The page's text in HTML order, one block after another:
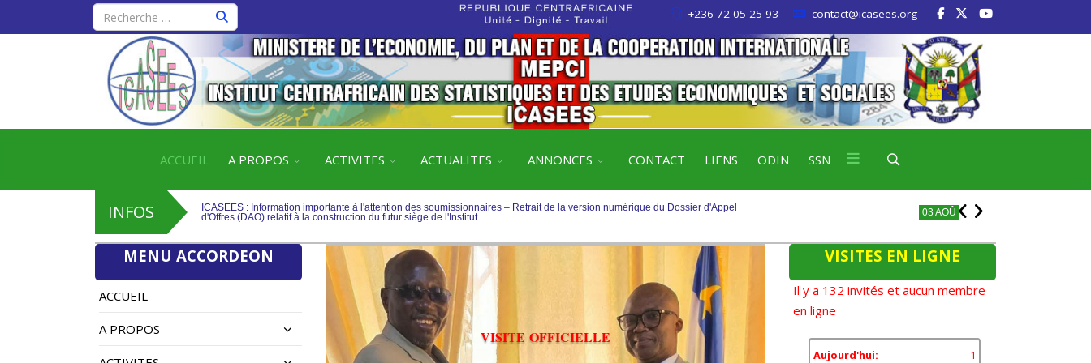
+236 72 05 25 93 contact@icasees.org
ACCUEIL A PROPOS ACTIVITES ACTUALITES ANNONCES CONTACT LIENS ODIN SSN
INFOS
ICASEES : Information importante à l'attention des soumissionnaires – Retrait de la version numérique du Dossier d'Appel
d'Offres (DAO) relatif à la construction du futur siège de l'Institut
03 AOÛ
l'ICASEES (R+5)
ICASEES : Information importante à l'attention des soumissionnaires – Retrait de la version numérique du Dossier d'Appel
03 AOÛ
l'ICASEES (R+5)
MENU ACCORDEON
ACCUEIL
A PROPOS VISITE OFFICIELLE
VISITES EN LIGNE
Il y a 132 invités et aucun membre
en ligne
Aujourd'hui:
1